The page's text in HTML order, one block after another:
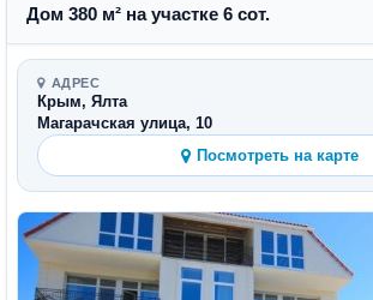
Дом 380 м² на участке 6 сот.
АДРЕС
Крым, Ялта
Магарачская улица, 10
Посмотреть на карте